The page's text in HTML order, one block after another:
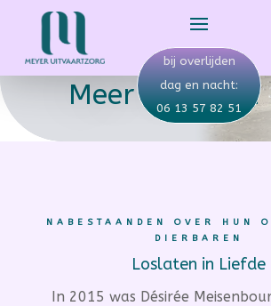
bij overlijden
dag en nacht:
06 13 57 82 51
Meer verhalen
NABESTAANDEN OVER HUN
DIERBAREN
Loslaten in Liefde
In 2015 was Désirée